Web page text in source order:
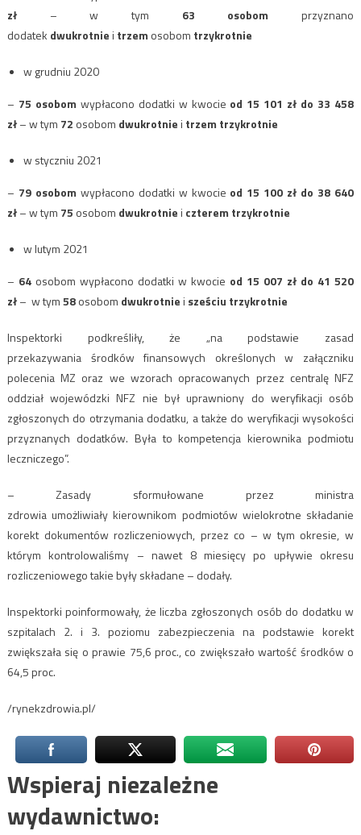
zł– w tym 63 osobom przyznano
dodatek dwukrotniei trzem osobom trzykrotnie
w grudniu 2020
– 75 osobom wypłacono dodatki w kwocie od 15 101 zł do 33 458
zł– w tym 72 osobom dwukrotniei trzem trzykrotnie
w styczniu 2021
– 79 osobom wypłacono dodatki w kwocie od 15 100 zł do 38 640
zł– w tym 75 osobom dwukrotniei czterem trzykrotnie
w lutym 2021
– 64osobom wypłacono dodatki w kwocie od 15 007 zł do 41 520
zł– w tym58osobom dwukrotniei sześciu trzykrotnie
Inspektorki podkreśliły, że „na podstawie zasad
przekazywania środków finansowych określonych w załączniku
polecenia MZ oraz we wzorach opracowanych przez centralę NFZ
oddział wojewódzki NFZ nie był uprawniony do weryfikacji osób
zgłoszonych do otrzymania dodatku, a także do weryfikacji wysokości
przyznanych dodatków. Była to kompetencja kierownika podmiotu
leczniczego”.
– Zasady sformułowane przez ministra
zdrowia umożliwiały kierownikom podmiotów wielokrotne składanie
korekt dokumentów rozliczeniowych, przez co – w tym okresie, w
którym kontrolowaliśmy – nawet 8 miesięcy po upływie okresu
rozliczeniowego takie były składane – dodały.
Inspektorki poinformowały, że liczba zgłoszonych osób do dodatku w
szpitalach 2. i 3. poziomu zabezpieczenia na podstawie korekt
zwiększała się o prawie 75,6 proc., co zwiększało wartość środków o
64,5 proc.
/rynekzdrowia.pl/
Wspieraj niezależne
wydawnictwo: